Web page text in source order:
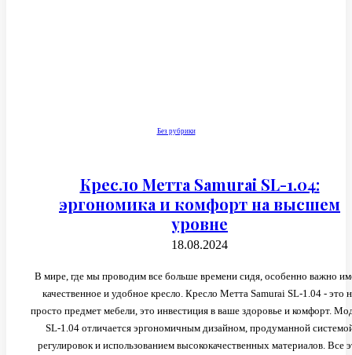
Без рубрики
Кресло Метта Samurai SL-1.04:
эргономика и комфорт на высшем
уровне
18.08.2024
В мире, где мы проводим все больше времени сидя, особенно важно
качественное и удобное кресло. Кресло Метта Samurai SL-1.04 - это
просто предмет мебели, это инвестиция в ваше здоровье и комфорт.
SL-1.04 отличается эргономичным дизайном, продуманной
регулировок и использованием высококачественных материалов. Все